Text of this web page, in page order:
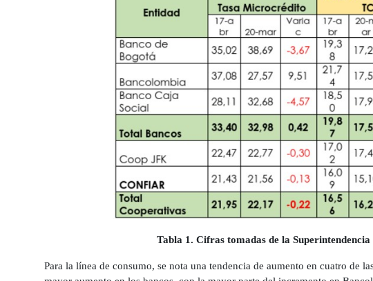
Tabla 1. Cifras tomadas de la
Para la línea de consumo, se nota una tendencia de aumento en cuatro de